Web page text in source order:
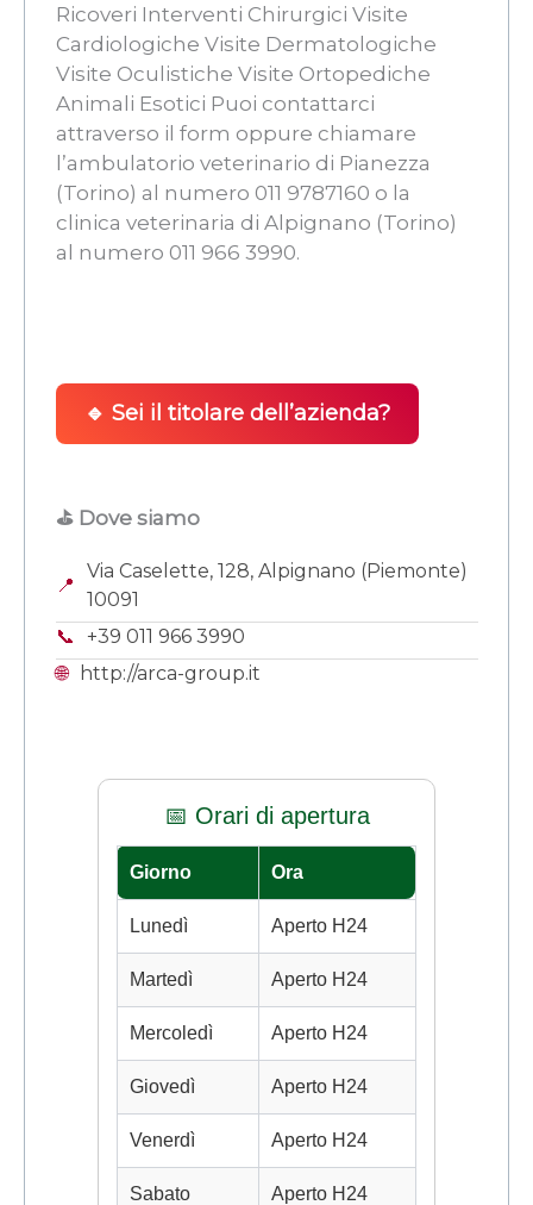
Ricoveri Interventi Chirurgici Visite
Cardiologiche Visite Dermatologiche
Visite Oculistiche Visite Ortopediche
Animali Esotici Puoi contattarci
attraverso il form oppure chiamare
l’ambulatorio veterinario di Pianezza
(Torino) al numero 011 9787160 o la
clinica veterinaria di Alpignano (Torino)
al numero 011 966 3990.
🔹 Sei il titolare dell’azienda?
⛳ Dove siamo
📍
Via Caselette, 128, Alpignano (Piemonte)
10091
📞
+39 011 966 3990
🌐
http://arca-group.it
📅 Orari di apertura
Giorno Ora
Lunedì Aperto H24
Martedì Aperto H24
Mercoledì Aperto H24
Giovedì Aperto H24
Venerdì Aperto H24
Sabato Aperto H24